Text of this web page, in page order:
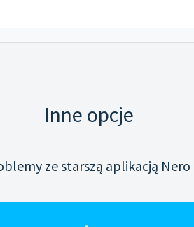
Inne opcje
ze starszą aplikacją Nero